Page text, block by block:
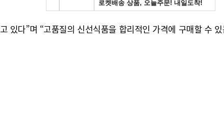
있다”며 “고품질의 신선식품을 합리적인 가격에 구매할 수